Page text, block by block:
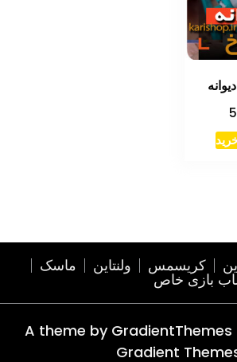
کریسمس ولنتاین ماسک
بازی خاص
A theme by
Gradient